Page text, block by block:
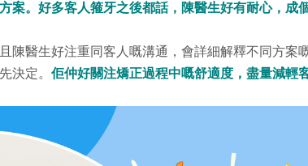
案。好多客人箍牙之後都話，陳醫生好有耐心，成
陳醫生好注重同客人嘅溝通，會詳細解釋不同方案
決定。 佢仲好關注矯正過程中嘅舒適度，盡量減輕